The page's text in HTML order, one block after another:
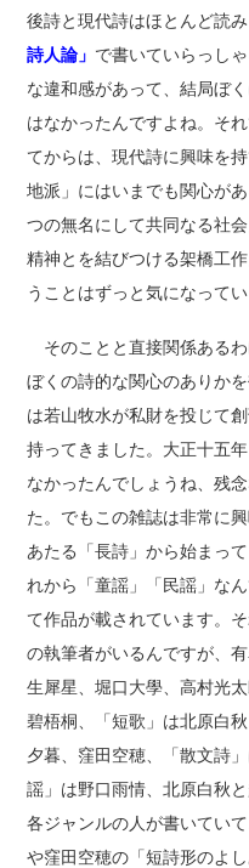
後詩と現代詩はほとんど読
詩人論」 で書いていらっし
な違和感があって、結局ぼ
はなかったんですよね。そ
てからは、現代詩に興味を
地派」にはいまでも関心が
つの無名にして共同なる社
精神とを結びつける架橋工
うことはずっと気になってい
そのことと直接関係ある
ぼくの詩的な関心のありか
は若山牧水が私財を投じて
持ってきました。大正十五
なかったんでしょうね、残
た。でもこの雑誌は非常に
あたる「長詩」から始まっ
れから「童謡」「民謡」な
て作品が載されています。
の執筆者がいるんですが、
生犀星、堀口大學、高村光
碧梧桐、「短歌」は北原白
夕暮、窪田空穂、「散文詩
謡」は野口雨情、北原白秋
各ジャンルの人が書いてい
や窪田空穂の「短詩形のよ